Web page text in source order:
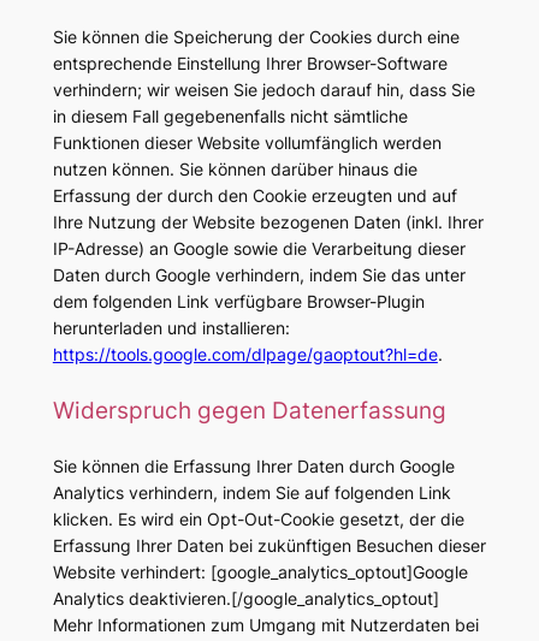
Sie können die Speicherung der Cookies durch eine
entsprechende Einstellung Ihrer Browser-Software
verhindern; wir weisen Sie jedoch darauf hin, dass Sie
in diesem Fall gegebenenfalls nicht sämtliche
Funktionen dieser Website vollumfänglich werden
nutzen können. Sie können darüber hinaus die
Erfassung der durch den Cookie erzeugten und auf
Ihre Nutzung der Website bezogenen Daten (inkl. Ihrer
IP-Adresse) an Google sowie die Verarbeitung dieser
Daten durch Google verhindern, indem Sie das unter
dem folgenden Link verfügbare Browser-Plugin
herunterladen und installieren:
https://tools.google.com/dlpage/gaoptout?hl=de.
Widerspruch gegen Datenerfassung
Sie können die Erfassung Ihrer Daten durch Google
Analytics verhindern, indem Sie auf folgenden Link
klicken. Es wird ein Opt-Out-Cookie gesetzt, der die
Erfassung Ihrer Daten bei zukünftigen Besuchen dieser
Website verhindert: [google_analytics_optout]Google
Analytics deaktivieren.[/google_analytics_optout]
Mehr Informationen zum Umgang mit Nutzerdaten bei